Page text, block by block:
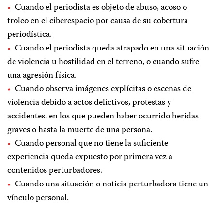
Cuando el periodista es objeto de abuso, acoso o
troleo en el ciberespacio por causa de su cobertura
periodística.
Cuando el periodista queda atrapado en una situación
de violencia u hostilidad en el terreno, o cuando sufre
una agresión física.
Cuando observa imágenes explícitas o escenas de
violencia debido a actos delictivos, protestas y
accidentes, en los que pueden haber ocurrido heridas
graves o hasta la muerte de una persona.
Cuando personal que no tiene la suficiente
experiencia queda expuesto por primera vez a
contenidos perturbadores.
Cuando una situación o noticia perturbadora tiene un
vínculo personal.